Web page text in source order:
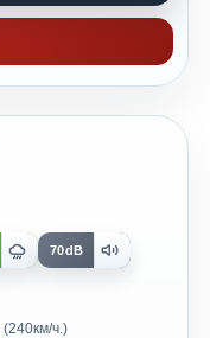
70dB
ч.)